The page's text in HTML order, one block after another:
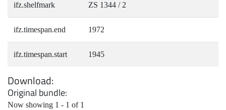
ifz.shelfmark ZS 1344 / 2
ifz.timespan.end 1972
ifz.timespan.start 1945
Download
Original bundle
Now showing 1 - 1 of 1